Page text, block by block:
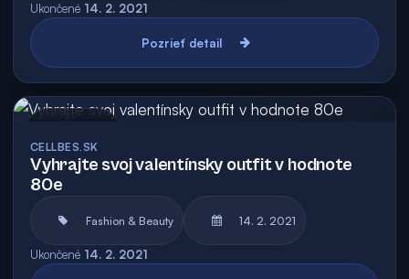
Ukončené 14. 2. 2021
Pozrieť detail
CELLBES.SK
Vyhrajte svoj valentínsky outfit v hodnote
80e
Fashion & Beauty 14. 2. 2021
Ukončené 14. 2. 2021